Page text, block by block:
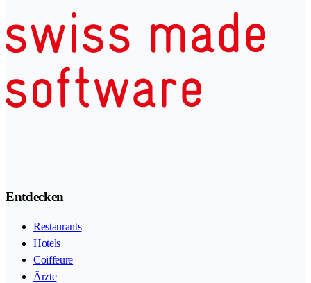
Entdecken
Restaurants
Hotels
Coiffeure
Ärzte